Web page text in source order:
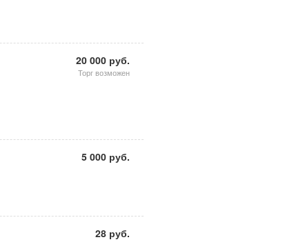
20 000 руб.
Торг возможен
5 000 руб.
28 руб.